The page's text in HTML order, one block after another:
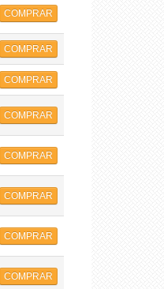
COMPRAR
COMPRAR
COMPRAR
COMPRAR
COMPRAR
COMPRAR
COMPRAR
COMPRAR